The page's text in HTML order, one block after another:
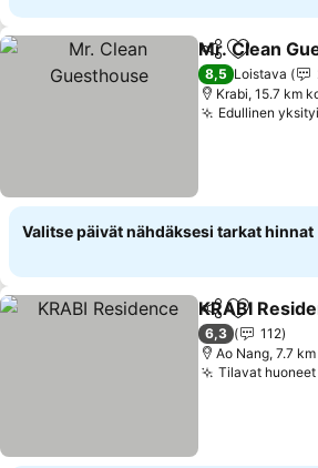
Jaa Lisää
Mr. Clean
8,5 Loistava
Krabi, 15.7 km
Edullinen
Valitse päivät nähdäksesi tarkat hinnat
Jaa Lisää
KRABI
6,3
112
Ao Nang, 7.7
Tilavat